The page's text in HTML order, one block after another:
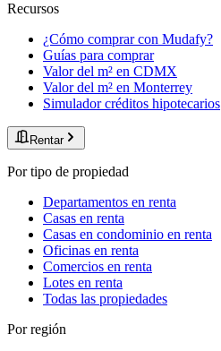
Recursos
¿Cómo comprar con Mudafy?
Guías para comprar
Valor del m² en CDMX
Valor del m² en Monterrey
Simulador créditos hipotecarios
Rentar
Por tipo de propiedad
Departamentos en renta
Casas en renta
Casas en condominio en renta
Oficinas en renta
Comercios en renta
Lotes en renta
Todas las propiedades
Por región